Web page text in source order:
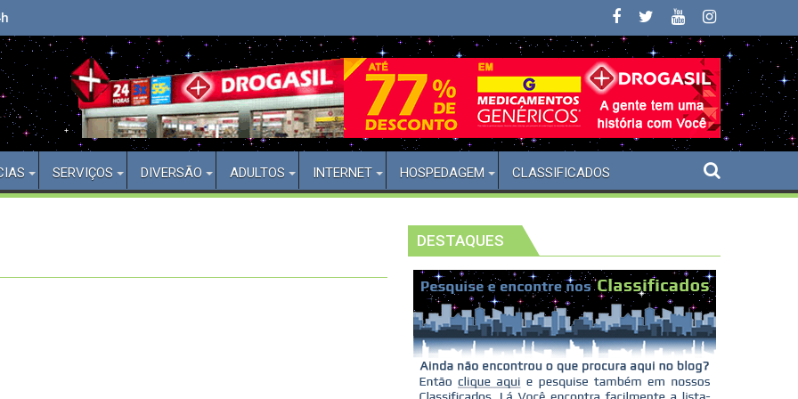
SERVIÇOS DIVERSÃO ADULTOS INTERNET HOSPEDAGEM CLASSIFICADOS
DESTAQUES